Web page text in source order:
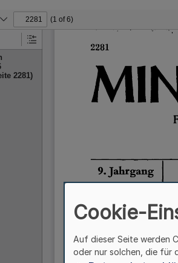
Cookie-
Auf dieser Seite werden
oder nur solchen, die für